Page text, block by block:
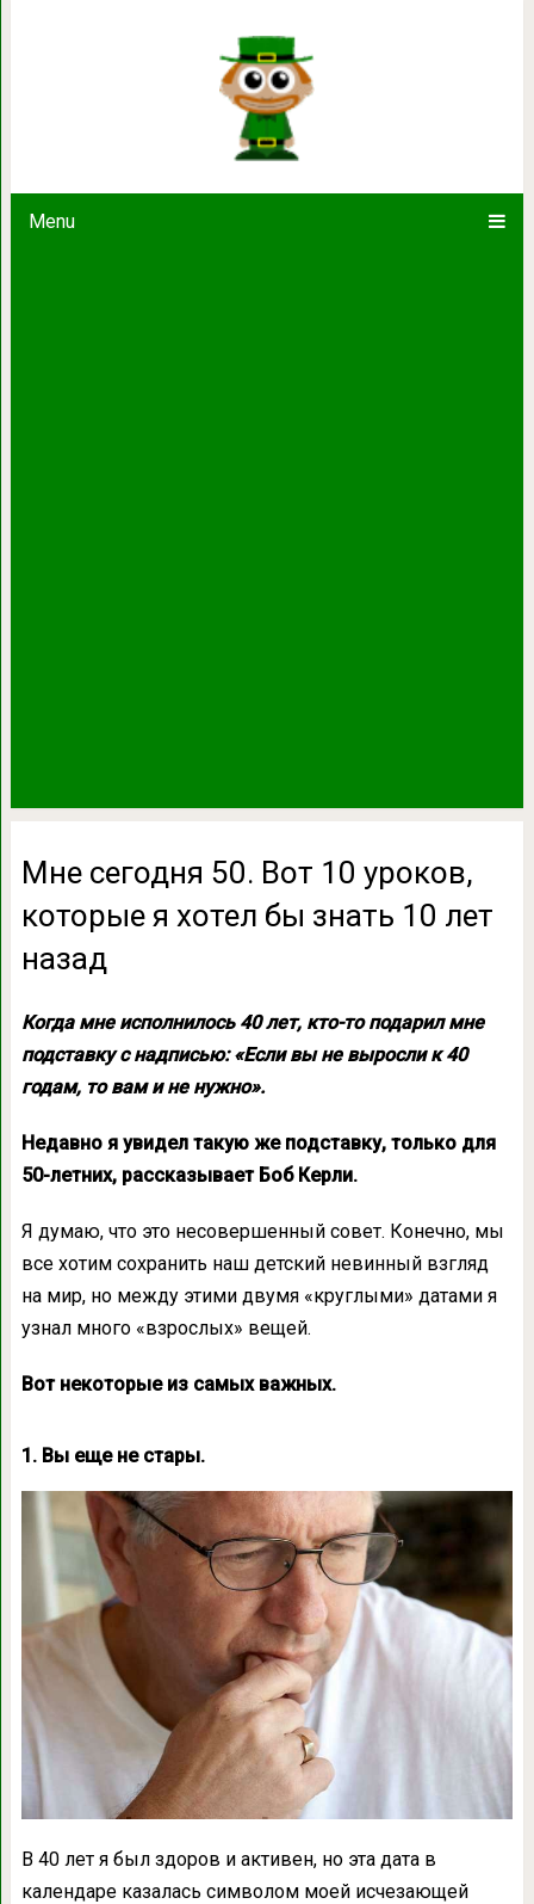
Menu
Мне сегодня 50. Вот 10 уроков,
Мне сегодня 50. Вот 10 уроков,
которые я хотел бы знать 10 лет
назад
Когда мне исполнилось 40 лет, кто-то подарил мне
подставку с надписью: «Если вы не выросли к 40
годам, то вам и не нужно».
Недавно я увидел такую же подставку, только для
50-летних, рассказывает Боб Керли.
Я думаю, что это несовершенный совет. Конечно, мы
все хотим сохранить наш детский невинный взгляд
на мир, но между этими двумя «круглыми» датами я
узнал много «взрослых» вещей.
Вот некоторые из самых важных.
1. Вы еще не стары.
В 40 лет я был здоров и активен, но эта дата в
календаре казалась символом моей исчезающей